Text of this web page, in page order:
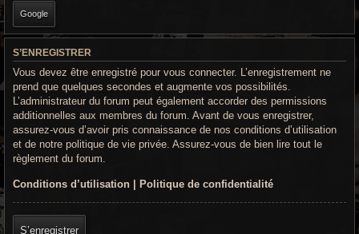
o
o
Google
S’ENREGISTRER
Vous devez être enregistré pour vous connecter. L’enregistrement ne
prend que quelques secondes et augmente vos possibilités.
L’administrateur du forum peut également accorder des permissions
additionnelles aux membres du forum. Avant de vous enregistrer,
assurez-vous d’avoir pris connaissance de nos conditions d’utilisation
et de notre politique de vie privée. Assurez-vous de bien lire tout le
règlement du forum.
Conditions d’utilisation | Politique de confidentialité
S’enregistrer